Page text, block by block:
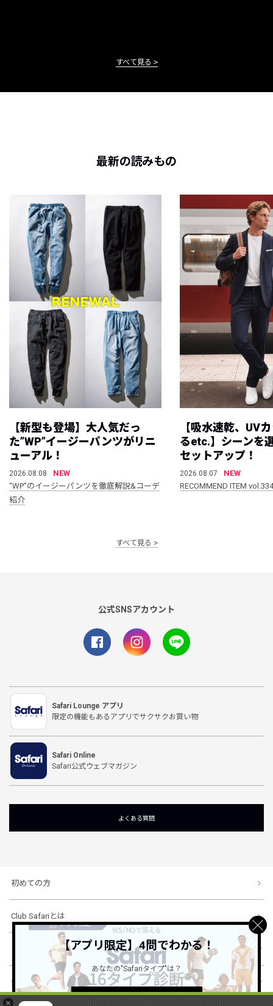
×
すべて見る
最新の読みもの
【新型も登場】大人気だっ
た”WP”イージーパンツがリニ
ューアル！
2026.08.08
NEW
“WP”のイージーパンツを徹底解説&コーデ
紹介
【吸水速乾、UV
るetc.】シーンを
セットアップ！
2026.08.07
NEW
RECOMMEND ITEM vol.334
すべて見る
公式SNSアカウント
Safari Lounge アプリ
限定の機能もあるアプリでサクサクお買い物
Safari Online
Safari公式ウェブマガジン
よくある質問
初めての方
Club Safariとは
ショッピングガイド
会社概要・規約
【アプリ限定】4問でわかる！
あなたの"Safariタイプ"は？
詳しくはこちら ＞